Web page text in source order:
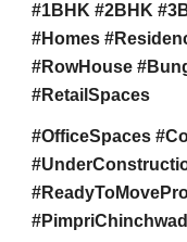
#1BHK #2BHK
#Homes
#RowHouse
#RetailSpaces
#OfficeSpaces